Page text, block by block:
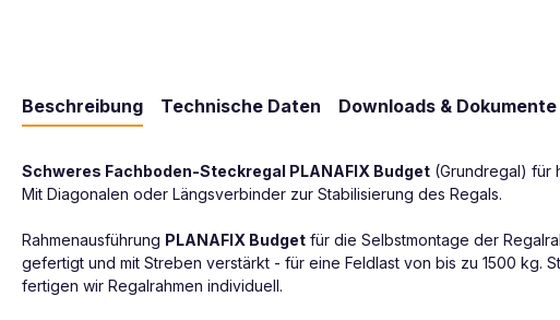
Beschreibung Technische Daten Downloads & Dokumente
Schweres Fachboden-Steckregal PLANAFIX Budget (Grundregal) für
Mit Diagonalen oder Längsverbinder zur Stabilisierung des Regals.
Rahmenausführung PLANAFIX Budget für die Selbstmontage der
gefertigt und mit Streben verstärkt - für eine Feldlast von bis zu 1500 kg.
fertigen wir Regalrahmen individuell.